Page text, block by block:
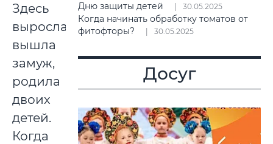
Здесь
выросла,
вышла
замуж,
родила
двоих
детей.
Когда
Дню защиты детей
30.05.2025
Когда начинать обработку томатов от
фитофторы?
30.05.2025
Досуг